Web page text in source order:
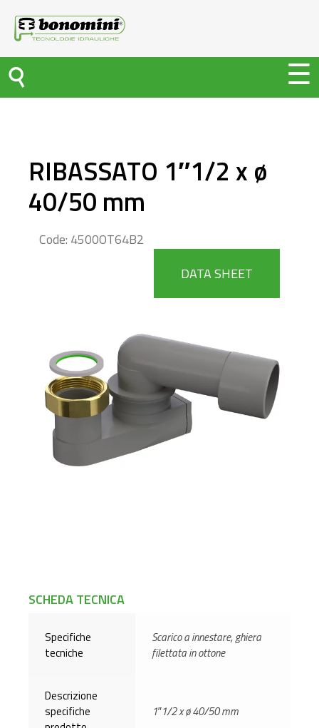
RIBASSATO 1″1/2 x ø
40/50 mm
Code: 4500OT64B2
DATA SHEET
SCHEDA TECNICA
Specifiche
tecniche
Scarico a innestare, ghiera
filettata in ottone
Descrizione
specifiche
1″1/2 x ø 40/50 mm